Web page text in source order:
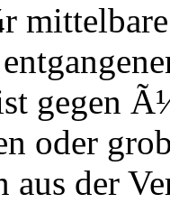
gegen
oder
aus der